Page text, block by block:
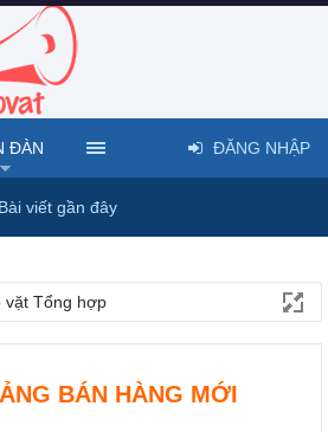
vặt Tổng hợp
BÁN HÀNG MỚI
ĐÀN
Bài viết gần đây
ĐĂNG NHẬP